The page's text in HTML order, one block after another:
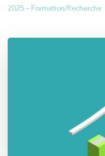
2025 – Formation/Recherche